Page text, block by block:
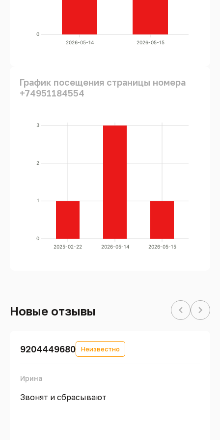
0
2026-05-14 2026-05-15
График посещения страницы номера
+74951184554
0
1
2
3
2025-02-22 2026-05-14 2026-05-15
Новые отзывы
9204449680 Неизвестно
Ирина
Звонят и сбрасывают